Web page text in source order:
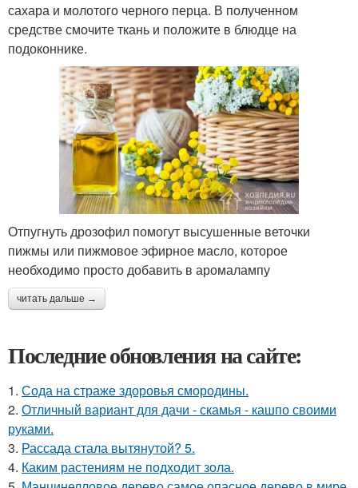
сахара и молотого черного перца. В полученном
средстве смочите ткань и положите в блюдце на
подоконнике.
Отпугнуть дрозофил помогут высушенные веточки
пижмы или пижмовое эфирное масло, которое
необходимо просто добавить в аромалампу
читать дальше →
Последние обновления на сайте:
1. Сода на страже здоровья смородины.
2. Отличный вариант для дачи - скамья - кашпо своими
руками.
3. Рассада стала вытянутой? 5.
4. Каким растениям не подходит зола.